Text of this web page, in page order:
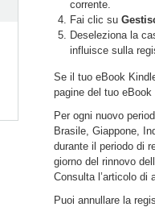
corrente.
Fai clic su
Deseleziona la
influisce sulla
Se il tuo eBook
pagine del tuo
Per ogni nuovo
Brasile, Giappone,
durante il periodo di
giorno del rinnovo
Consulta l’articolo
Puoi annullare la